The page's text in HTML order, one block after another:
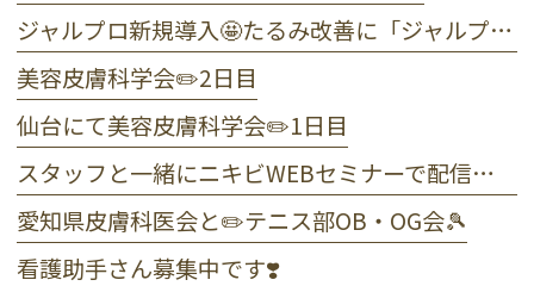
ジャルプロ新規導入🤩たるみ改善に「ジャルプロ・スーパーハイドロ」💉目元のくま・小じわに「ジャルプロヤングアイ」👀
美容皮膚科学会✏️2日目
仙台にて美容皮膚科学会✏️1日目
スタッフと一緒にニキビWEBセミナーで配信しました☺️
愛知県皮膚科医会と✏️テニス部OB・OG会🎾
看護助手さん募集中です❣️